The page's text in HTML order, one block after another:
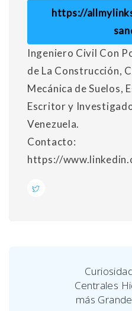
https://
Ingeniero Civil Con
de La Construcción,
Mecánica de Suelos,
Escritor y
Venezuela.
Contacto:
https://
Centrales
más